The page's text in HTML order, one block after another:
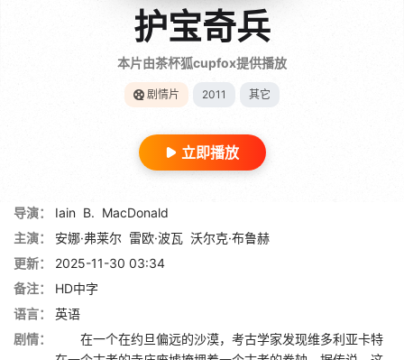
护宝奇兵
本片由茶杯狐cupfox提供播放
剧情片 2011 其它
立即播放
导演： Iain B. MacDonald
主演：
安娜·弗莱尔 雷欧·波瓦 沃尔克·布鲁赫
更新：
2025-11-30 03:34
备注：
HD中字
语言：
英语
剧情：
在一个在约旦偏远的沙漠，考古学家发现维多利亚卡特